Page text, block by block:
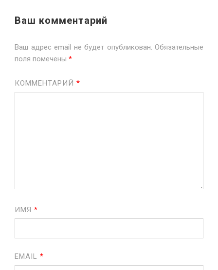
Ваш комментарий
Ваш адрес email не будет опубликован. Обязательные
поля помечены *
КОММЕНТАРИЙ *
ИМЯ *
EMAIL *